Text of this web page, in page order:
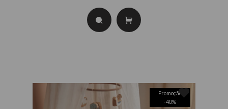
Promoção
-40%